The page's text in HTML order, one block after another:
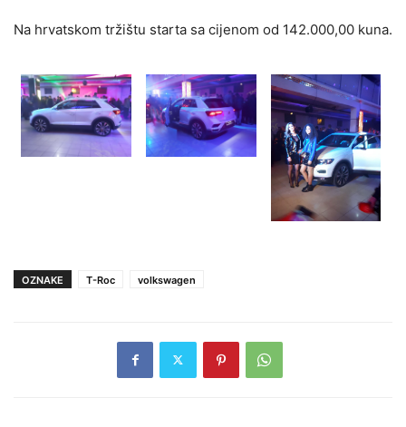
Na hrvatskom tržištu starta sa cijenom od 142.000,00 kuna.
OZNAKE T-Roc volkswagen